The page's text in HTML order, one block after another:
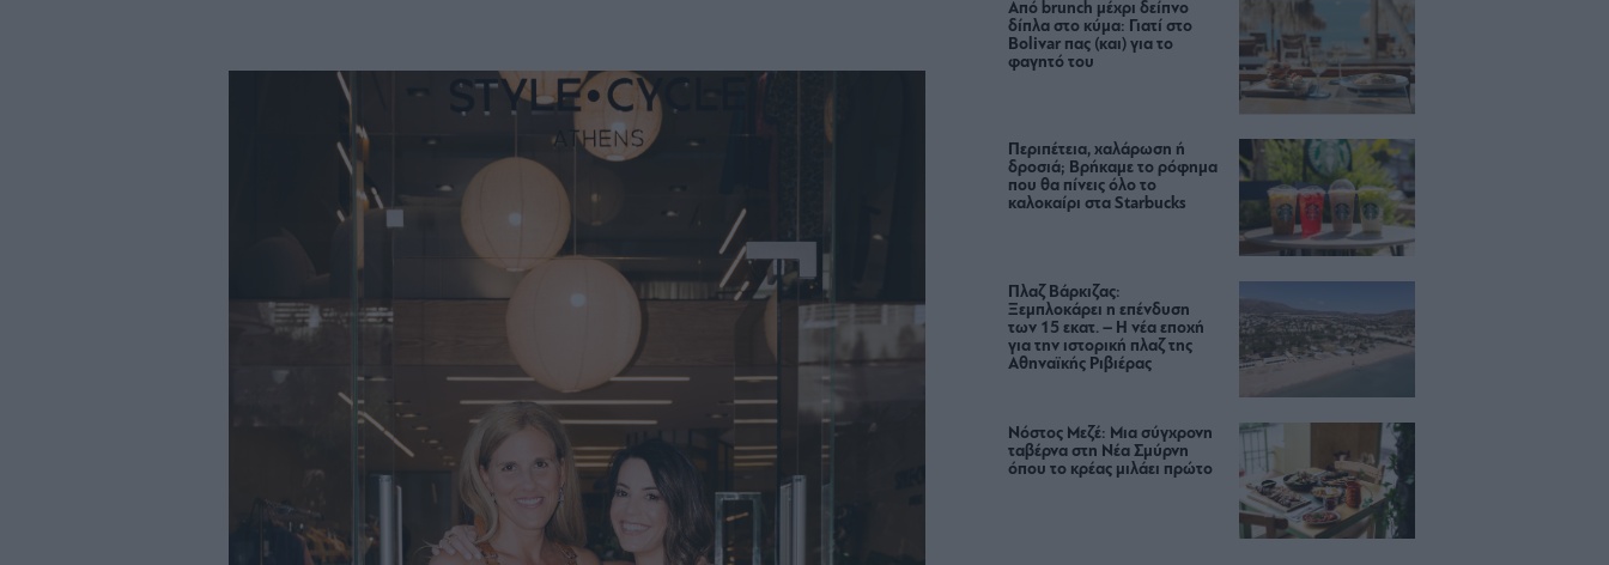
Από brunch μέχρι δείπνο
δίπλα στο κύμα: Γιατί στο
Bolivar πας (και) για το
φαγητό του
Περιπέτεια, χαλάρωση ή
δροσιά; Βρήκαμε το ρόφημα
που θα πίνεις όλο το
καλοκαίρι στα Starbucks
Πλαζ Βάρκιζας:
Ξεμπλοκάρει η επένδυση
των 15 εκατ. – Η νέα εποχή
για την ιστορική πλαζ της
Αθηναϊκής Ριβιέρας
Νόστος Μεζέ: Μια σύγχρονη
ταβέρνα στη Νέα Σμύρνη
όπου το κρέας μιλάει πρώτο